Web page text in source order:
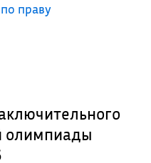
праву
олимпиады